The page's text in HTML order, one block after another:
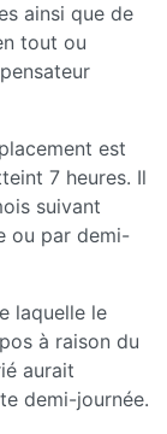
ainsi que de
tout ou
est
7 heures. Il
suivant
ou par demi-
laquelle le
à raison du
aurait
demi-journée.